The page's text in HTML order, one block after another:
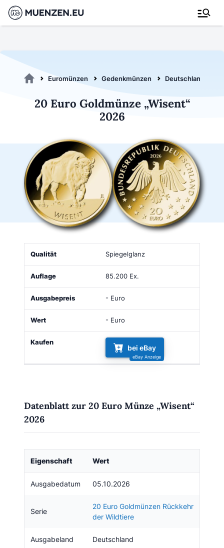
Euromünzen Gedenkmünzen Deutschland 2026
20 Euro Goldmünze „Wisent“
2026
Qualität Ausgabepreis
Spiegelglanz
85.200 Ex.
- Euro
- Euro
bei eBay
Datenblatt zur 20 Euro Münze „Wisent“
2026
Eigenschaft Wert
Ausgabedatum 05.10.2026
Serie
20 Euro Goldmünzen Rückkehr
der Wildtiere
Ausgabeland Deutschland